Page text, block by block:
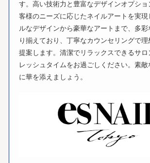
す。高い技術力と豊富なデザインオプショ
客様のニーズに応じたネイルアートを実
ルなデザインから豪華なアートまで、多彩
り揃えており、丁寧なカウンセリングで
提案します。清潔でリラックスできるサロ
レッシュタイムをお過ごしください。素敵
に華を添えましょう。